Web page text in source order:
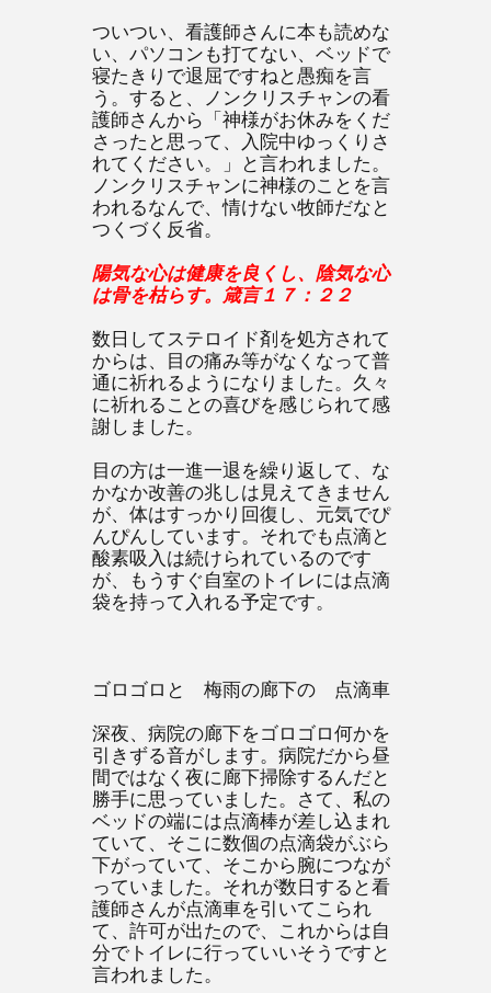
ついつい、看護師さんに本も読めな
い、パソコンも打てない、ベッドで
寝たきりで退屈ですねと愚痴を言
う。すると、ノンクリスチャンの看
護師さんから「神様がお休みをくだ
さったと思って、入院中ゆっくりさ
れてください。」と言われました。
ノンクリスチャンに神様のことを言
われるなんで、情けない牧師だなと
つくづく反省。
陽気な心は健康を良くし、陰気な心
は骨を枯らす。箴言１７：２２
数日してステロイド剤を処方されて
からは、目の痛み等がなくなって普
通に祈れるようになりました。久々
に祈れることの喜びを感じられて感
謝しました。
目の方は一進一退を繰り返して、な
かなか改善の兆しは見えてきません
が、体はすっかり回復し、元気でぴ
んぴんしています。それでも点滴と
酸素吸入は続けられているのです
が、もうすぐ自室のトイレには点滴
袋を持って入れる予定です。
ゴロゴロと 梅雨の廊下の 点滴車
深夜、病院の廊下をゴロゴロ何かを
引きずる音がします。病院だから昼
間ではなく夜に廊下掃除するんだと
勝手に思っていました。さて、私の
ベッドの端には点滴棒が差し込まれ
ていて、そこに数個の点滴袋がぶら
下がっていて、そこから腕につなが
っていました。それが数日すると看
護師さんが点滴車を引いてこられ
て、許可が出たので、これからは自
分でトイレに行っていいそうですと
言われました。